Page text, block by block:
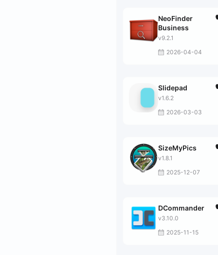
NeoFinder
Business
v9.2.1
2026-04-04
Slidepad
v1.6.2
2026-03-03
SizeMyPics
v1.8.1
2025-12-07
DCommander
v3.10.0
2025-11-15